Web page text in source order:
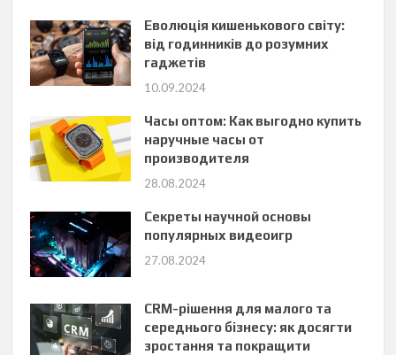
Еволюція кишенькового світу:
від годинників до розумних
гаджетів
10.09.2024
Часы оптом: Как выгодно купить
наручные часы от
производителя
28.08.2024
Секреты научной основы
популярных видеоигр
27.08.2024
CRM-рішення для малого та
середнього бізнесу: як досягти
зростання та покращити